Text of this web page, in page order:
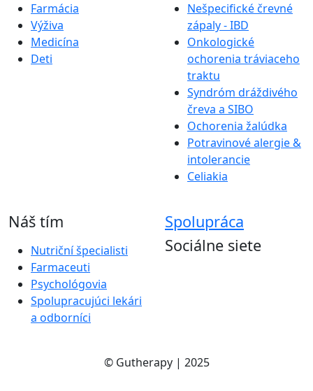
Farmácia
Výživa
Medicína
Deti
Nešpecifické črevné
zápaly - IBD
Onkologické
ochorenia tráviaceho
traktu
Syndróm dráždivého
čreva a SIBO
Ochorenia žalúdka
Potravinové alergie &
intolerancie
Celiakia
Náš tím
Nutriční špecialisti
Farmaceuti
Psychológovia
Spolupracujúci lekári
a odborníci
Spolupráca
Sociálne siete
© Gutherapy | 2025